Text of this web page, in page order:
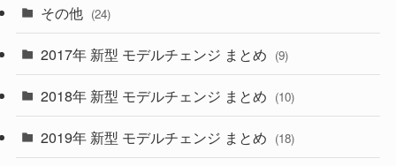
(4)
(30)
(27)
(33)
(10)
(35)
その他 (24)
2017年 新型 モデルチェンジ まとめ (9)
2018年 新型 モデルチェンジ まとめ (10)
2019年 新型 モデルチェンジ まとめ (18)